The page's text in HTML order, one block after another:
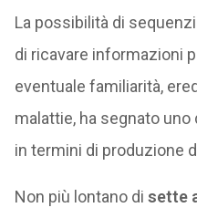
La possibilità di
di ricavare informazioni
eventuale familiarità,
malattie, ha segnato
in termini di produzione
Non più lontano di sette